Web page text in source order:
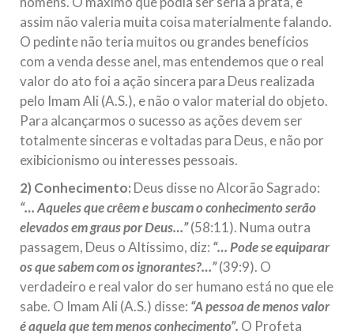
Brasil recebeu em sua sede, em São Paulo, o ex-ministro das
Relações Exteriores da República Islâmica do Irã, Sr. Kamal
assim não valeria muita coisa materialmente falando.
O pedinte não teria muitos ou grandes benefícios
com a venda desse anel, mas entendemos que o real
valor do ato foi a ação sincera para Deus realizada
pelo Imam Ali (A.S.), e não o valor material do objeto.
Para alcançarmos o sucesso as ações devem ser
totalmente sinceras e voltadas para Deus, e não por
exibicionismo ou interesses pessoais.
2) Conhecimento: Deus disse no Alcorão Sagrado:
“… Aqueles que crêem e buscam o conhecimento serão
elevados em graus por Deus…”(58:11). Numa outra
passagem, Deus o Altíssimo, diz: “… Pode se equiparar
os que sabem com os ignorantes?…”(39:9). O
verdadeiro e real valor do ser humano está no que ele
sabe. O Imam Ali (A.S.) disse: “A pessoa de menos valor
é aquela que tem menos conhecimento”. O Profeta